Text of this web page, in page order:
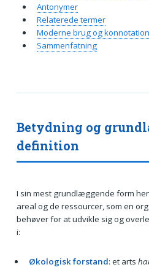
Betydning og
definition
I sin mest grundlæggende form
areal og de ressourcer, som en
behøver for at udvikle sig og
i:
Økologisk forstand: et arts
Antonymer
Relaterede termer
Moderne brug og
Sammenfatning